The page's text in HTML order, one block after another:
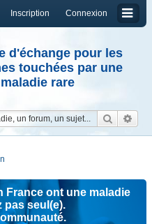
Connexion
Inscription
d'échange pour les
touchées par une
maladie rare
France ont une maladie
pas seul(e).